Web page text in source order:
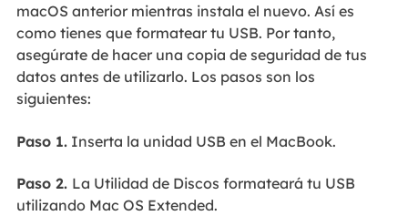
macOS anterior mientras instala el nuevo. Así es
como tienes que formatear tu USB. Por tanto,
asegúrate de hacer una copia de seguridad de tus
datos antes de utilizarlo. Los pasos son los
siguientes:
Paso 1.Inserta la unidad USB en el MacBook.
Paso 2. La Utilidad de Discos formateará tu USB
utilizando Mac OS Extended.